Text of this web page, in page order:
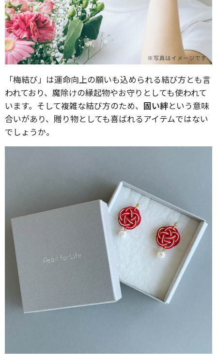
「梅結び」は運命向上の願いも込められる結び方とも言
われており、魔除けの縁起物やお守りとしても使われて
います。そして複雑な結び方のため、 固い絆という意味
合いがあり、贈り物としても喜ばれるアイテムではない
でしょうか。